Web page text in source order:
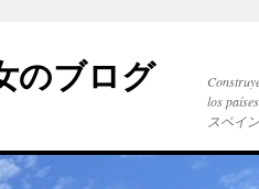
のブログ
los
スペイ